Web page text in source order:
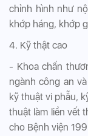
chỉnh hình như
khớp háng, khớp
4. Kỹ thật cao
- Khoa chấn
ngành công an
kỹ thuật vi phẫu,
thuật làm liền vết
cho Bệnh viện